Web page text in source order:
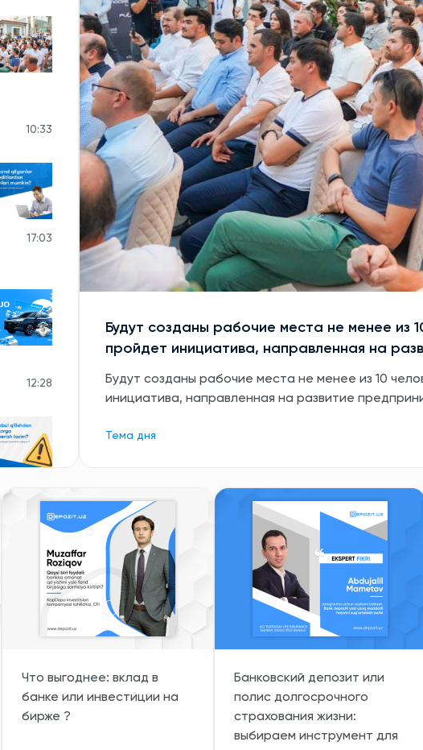
10:33
17:03
12:28
Будут созданы рабочие места не менее из
пройдет инициатива, направленная на
Будут созданы рабочие места не менее из 10
инициатива, направленная на развитие
Тема дня
Что выгоднее: вклад в
банке или инвестиции на
бирже ?
Банковский депозит или
полис долгосрочного
страхования жизни:
выбираем инструмент для